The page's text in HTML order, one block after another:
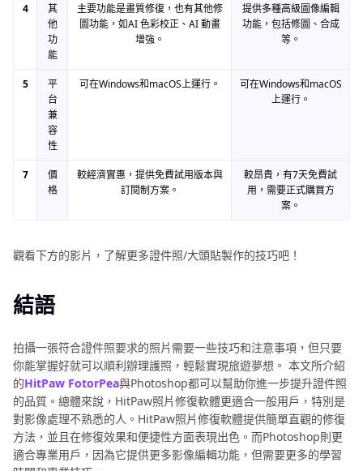
4
其
他
功
能
主要功能是畫質修復，也有其他修
圖功能，如AI 色彩校正、AI 動畫
增強。
提供多種高級圖像編輯
功能，包括修圖、合成
等。
5
平
台
兼
容
性
可在Windows和macOS上運行。
可在Windows和macOS
上運行。
7
價
格
較經濟實惠，提供免費試用版本與
訂閱制方案。
較昂貴，有7天免費試
用，需要正式購買方
案。
觀看下方的影片，了解更多證件照/大頭貼製作的技巧吧！
結語
拍攝一張符合證件照要求的照片需要一些技巧和注意事項，但只要
你能掌握好就可以順利辦理護照，輕鬆實現旅遊夢想。 本文所介紹
的HitPaw FotorPea與Photoshop都可以幫助你進一步提升證件照
的品質。總體來說，HitPaw照片修復軟體更適合一般用戶，特別是
對影像處理不熟悉的人。HitPaw照片修復軟體提供簡單直觀的修復
方法，並且在修復效果和便捷性方面表現出色。而Photoshop則更
適合專業用戶，因為它提供更多影像編輯功能，但需要更多的學習